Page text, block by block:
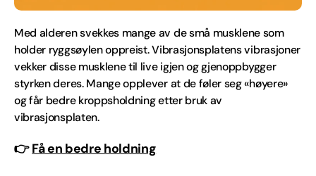
Med alderen svekkes mange av de små musklene som
holder ryggsøylen oppreist. Vibrasjonsplatens vibrasjoner
vekker disse musklene til live igjen og gjenoppbygger
styrken deres. Mange opplever at de føler seg «høyere»
og får bedre kroppsholdning etter bruk av
vibrasjonsplaten.
👉Få en bedre holdning